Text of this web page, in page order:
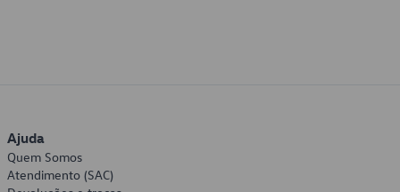
Ajuda
Quem Somos
Atendimento (SAC)